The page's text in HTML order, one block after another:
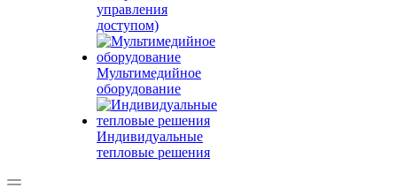
управления
доступом)
Мультимедийное
оборудование
Индивидуальные
тепловые решения